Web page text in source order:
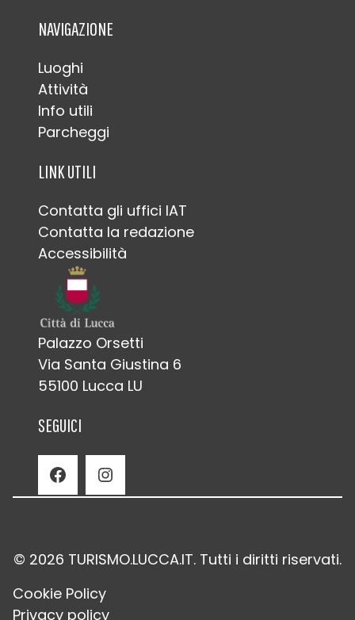
NAVIGAZIONE
Luoghi
Attività
Info utili
Parcheggi
LINK UTILI
Contatta gli uffici IAT
Contatta la redazione
Accessibilità
Palazzo Orsetti
Via Santa Giustina 6
55100 Lucca LU
SEGUICI
Facebook Instagram
© 2026 TURISMO.LUCCA.IT. Tutti i diritti riservati.
Cookie Policy
Privacy policy